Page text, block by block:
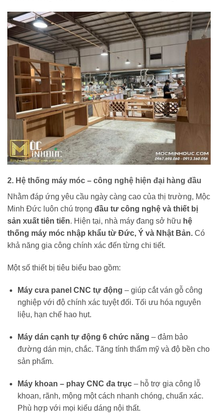
2. Hệ thống máy móc – công nghệ hiện đại hàng đầu
Nhằm đáp ứng yêu cầu ngày càng cao của thị trường, Mộc
Minh Đức luôn chú trọng đầu tư công nghệ và thiết bị
sản xuất tiên tiến. Hiện tại, nhà máy đang sở hữu hệ
thống máy móc nhập khẩu từ Đức, Ý và Nhật Bản. Có
khả năng gia công chính xác đến từng chi tiết.
Một số thiết bị tiêu biểu bao gồm:
Máy cưa panel CNC tự động – giúp cắt ván gỗ công
nghiệp với độ chính xác tuyệt đối. Tối ưu hóa nguyên
liệu, hạn chế hao hụt.
Máy dán cạnh tự động 6 chức năng – đảm bảo
đường dán mịn, chắc. Tăng tính thẩm mỹ và độ bền cho
sản phẩm.
Máy khoan – phay CNC đa trục– hỗ trợ gia công lỗ
khoan, rãnh, mộng một cách nhanh chóng, chuẩn xác.
Phù hợp với mọi kiểu dáng nội thất.